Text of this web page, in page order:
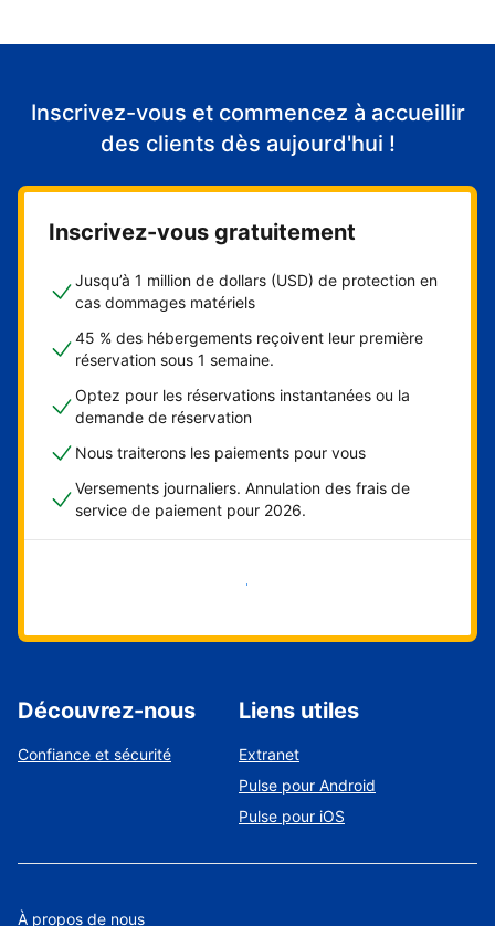
Inscrivez-vous et commencez à accueillir
des clients dès aujourd'hui !
Inscrivez-vous gratuitement
Jusqu’à 1 million de dollars (USD) de protection en
cas dommages matériels
45 % des hébergements reçoivent leur première
réservation sous 1 semaine.
Optez pour les réservations instantanées ou la
demande de réservation
Nous traiterons les paiements pour vous
Versements journaliers. Annulation des frais de
service de paiement pour 2026.
Démarrer maintenant
Découvrez-nous
Confiance et sécurité
Liens utiles
Extranet
Pulse pour Android
Pulse pour iOS
À propos de nous